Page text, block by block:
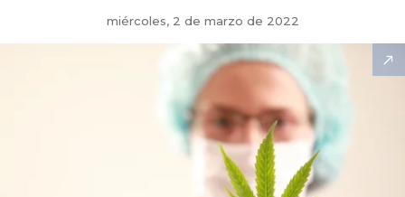
miércoles, 2 de marzo de 2022